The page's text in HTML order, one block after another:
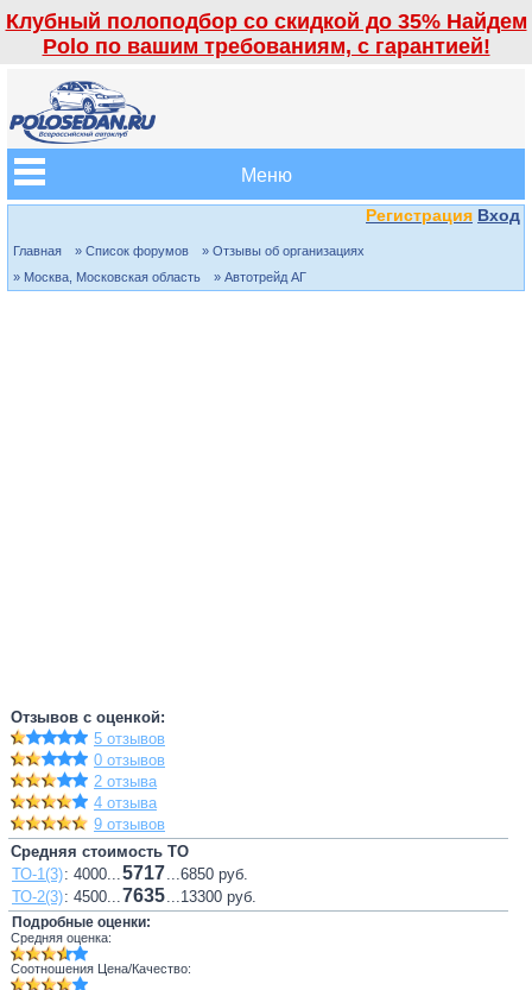
Клубный полоподбор со скидкой до 35% Найдем
Polo по вашим требованиям, с гарантией!
Меню
Регистрация Вход
Главная » Список форумов
» Отзывы об организациях
» Москва, Московская область
» Автотрейд АГ
Отзывов с оценкой:
5 отзывов
0 отзывов
2 отзыва
4 отзыва
9 отзывов
Средняя стоимость ТО
ТО-1(3): 4000...5717...6850 руб.
ТО-2(3): 4500...7635...13300 руб.
Подробные оценки:
Средняя оценка:
Соотношения Цена/Качество: